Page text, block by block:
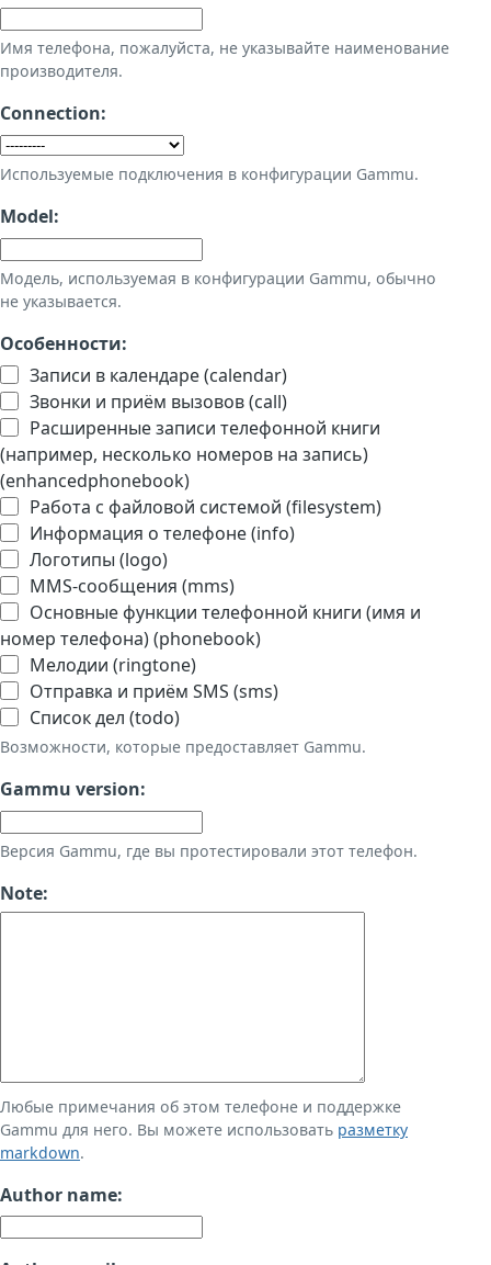
Имя телефона, пожалуйста, не указывайте наименование
производителя.
Connection:
Используемые подключения в конфигурации Gammu.
Model:
Модель, используемая в конфигурации Gammu, обычно
не указывается.
Особенности:
Записи в календаре (calendar)
Звонки и приём вызовов (call)
Расширенные записи телефонной книги
(например, несколько номеров на запись)
(enhancedphonebook)
Работа с файловой системой (filesystem)
Информация о телефоне (info)
Логотипы (logo)
MMS-сообщения (mms)
Основные функции телефонной книги (имя и
номер телефона) (phonebook)
Мелодии (ringtone)
Отправка и приём SMS (sms)
Список дел (todo)
Возможности, которые предоставляет Gammu.
Gammu version:
Версия Gammu, где вы протестировали этот телефон.
Note:
Любые примечания об этом телефоне и поддержке
Gammu для него. Вы можете использовать разметку
markdown.
Author name: